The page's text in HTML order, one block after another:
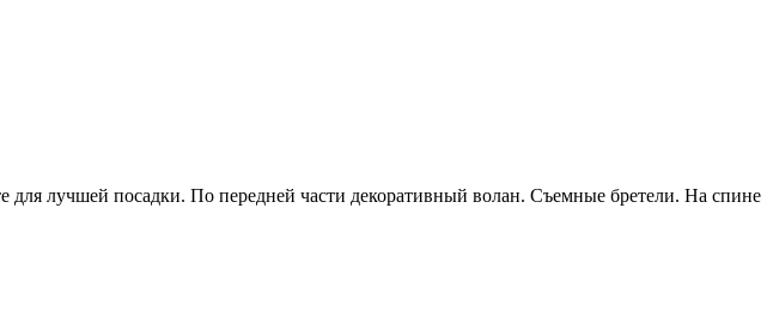
лучшей посадки. По передней части декоративный волан. Съемные бретели. На спине